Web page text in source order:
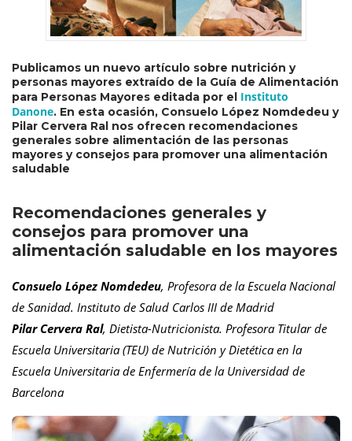
Publicamos un nuevo artículo sobre nutrición y
personas mayores extraído de la Guía de Alimentación
para Personas Mayores editada por el Instituto
Danone. En esta ocasión, Consuelo López Nomdedeu y
Pilar Cervera Ral nos ofrecen recomendaciones
generales sobre alimentación de las personas
mayores y consejos para promover una alimentación
saludable
Recomendaciones generales y
consejos para promover una
alimentación saludable en los mayores
Consuelo López Nomdedeu, Profesora de la Escuela Nacional
de Sanidad. Instituto de Salud Carlos III de Madrid
Pilar Cervera Ral, Dietista-Nutricionista. Profesora Titular de
Escuela Universitaria (TEU) de Nutrición y Dietética en la
Escuela Universitaria de Enfermería de la Universidad de
Barcelona